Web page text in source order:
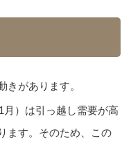
きがあります。
）は引っ越し需要が高
ます。そのため、この